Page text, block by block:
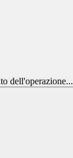
dell'operazione...